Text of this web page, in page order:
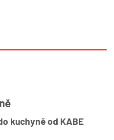
kuchyně od KABE